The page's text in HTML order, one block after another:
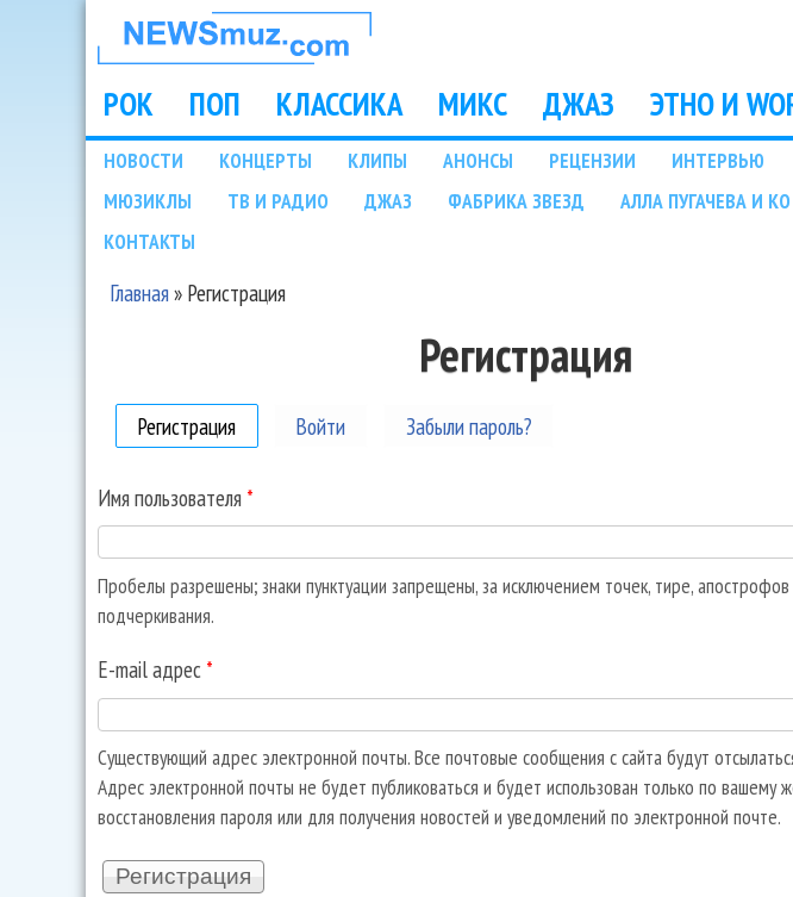
НОВОСТИ
МУЗЫКИ И
ШОУ БИЗНЕСА
NEWSMUZ.COM
Main menu
РОК ПОП КЛАССИКА МИКС ДЖАЗ ЭТНО И
Подразделы
НОВОСТИ КОНЦЕРТЫ КЛИПЫ АНОНСЫ РЕЦЕНЗИИ ИНТЕРВЬЮ
МЮЗИКЛЫ
ТВ И РАДИО ДЖАЗ ФАБРИКА ЗВЕЗД АЛЛА ПУГАЧЕВА И КО
КОНТАКТЫ
Главная» Регистрация
Регистрация
Регистрация (активная вкладка)
Войти Забыли пароль?
Имя пользователя *
Пробелы разрешены; знаки пунктуации запрещены, за исключением точек, тире, апострофов
подчеркивания.
E-mail адрес *
Существующий адрес электронной почты. Все почтовые сообщения с сайта будут
Адрес электронной почты не будет публиковаться и будет использован только по вашему
восстановления пароля или для получения новостей и уведомлений по электронной почте.